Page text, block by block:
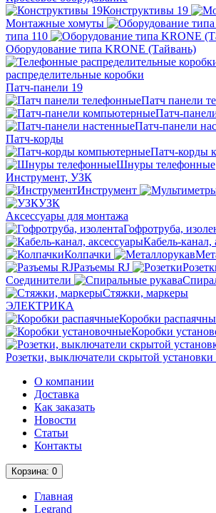
Конструктивы 19
Монтажные хомуты
типа 110
Оборудование типа KRONE (Тайвань)
распределительные коробки
Патч-панели 19
Патч панели
Патч-
Патч-панели
Патч-корды
Патч-корды
Шнуры телефонные
Инструмент, УЗК
Инструмент
УЗК
Аксессуары для монтажа
Гофротруба,
Кабель-канал,
Колпачки
Разъемы RJ
Соединители
Стяжки, маркеры
ЭЛЕКТРИКА
Коробки
Коробки
Розетки, выключатели скрытой
О компании
Доставка
Как заказать
Новости
Статьи
Контакты
Корзина: 0
Главная
Legrand